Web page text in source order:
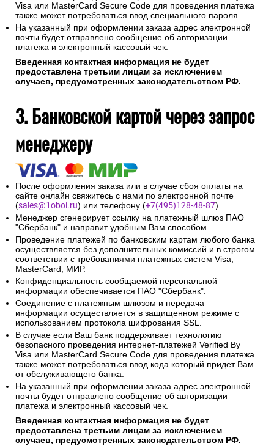
Visa или MasterCard Secure Code для проведения платежа
также может потребоваться ввод специального пароля.
На указанный при оформлении заказа адрес электронной
почты будет отправлено сообщение об авторизации
платежа и электронный кассовый чек.
Введенная контактная информация не будет
предоставлена третьим лицам за исключением
случаев, предусмотренных законодательством РФ.
3. Банковской картой через запрос
менеджеру
После оформления заказа или в случае сбоя оплаты на
сайте онлайн свяжитесь с нами по электронной почте
(sales@1oboi.ru) или телефону (+7(495)128-48-87).
Менеджер сгенерирует ссылку на платежный шлюз ПАО
"Сбербанк" и направит удобным Вам способом.
Проведение платежей по банковским картам любого банка
осуществляется без дополнительных комиссий и в строгом
соответствии с требованиями платежных систем Visa,
MasterCard, МИР.
Конфиденциальность сообщаемой персональной
информации обеспечивается ПАО "Сбербанк".
Соединение с платежным шлюзом и передача
информации осуществляется в защищенном режиме с
использованием протокола шифрования SSL.
В случае если Ваш банк поддерживает технологию
безопасного проведения интернет-платежей Verified By
Visa или MasterCard Secure Code для проведения платежа
также может потребоваться ввод кода который придет Вам
от обслуживающего банка.
На указанный при оформлении заказа адрес электронной
почты будет отправлено сообщение об авторизации
платежа и электронный кассовый чек.
Введенная контактная информация не будет
предоставлена третьим лицам за исключением
случаев, предусмотренных законодательством РФ.